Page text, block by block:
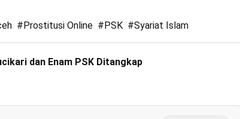
# Prostitusi Online # PSK #Syariat Islam
dan Enam PSK Ditangkap